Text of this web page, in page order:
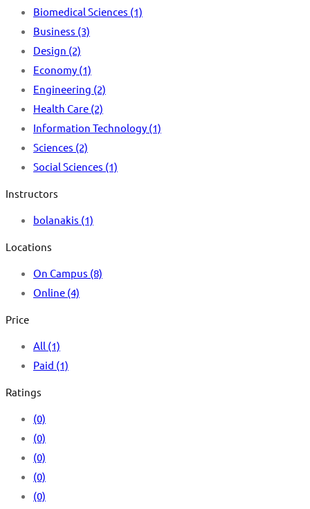
Biomedical Sciences (1)
Business (3)
Design (2)
Economy (1)
Engineering (2)
Health Care (2)
Information Technology (1)
Sciences (2)
Social Sciences (1)
Instructors
bolanakis (1)
Locations
On Campus (8)
Online (4)
Price
All (1)
Paid (1)
Ratings
(0)
(0)
(0)
(0)
(0)